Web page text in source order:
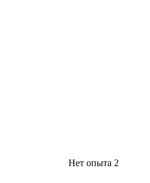
Нет опыта 2